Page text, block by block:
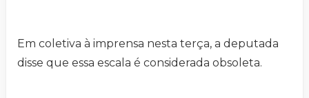
Em coletiva à imprensa nesta terça, a deputada
disse que essa escala é considerada obsoleta.